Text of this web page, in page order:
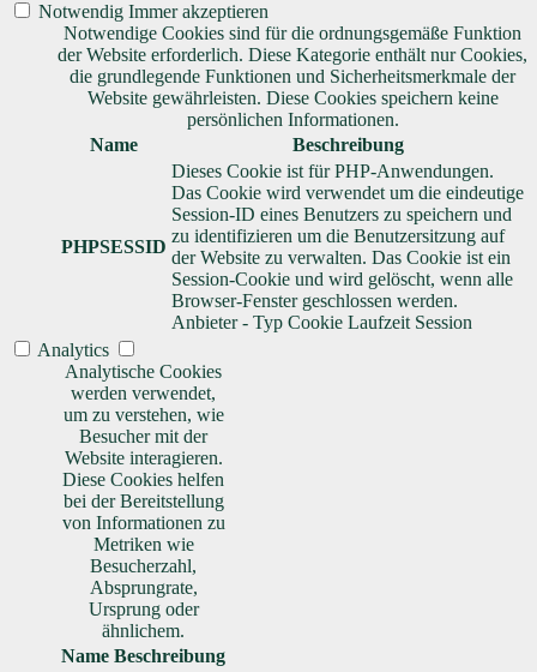
Notwendig Immer akzeptieren
Notwendige Cookies sind für die ordnungsgemäße Funktion
der Website erforderlich. Diese Kategorie enthält nur Cookies,
die grundlegende Funktionen und Sicherheitsmerkmale der
Website gewährleisten. Diese Cookies speichern keine
persönlichen Informationen.
Name
Beschreibung
PHPSESSID
Dieses Cookie ist für PHP-Anwendungen.
Das Cookie wird verwendet um die eindeutige
Session-ID eines Benutzers zu speichern und
zu identifizieren um die Benutzersitzung auf
der Website zu verwalten. Das Cookie ist ein
Session-Cookie und wird gelöscht, wenn alle
Browser-Fenster geschlossen werden.
Anbieter - Typ Cookie Laufzeit Session
Analytics
Analytische Cookies
werden verwendet,
um zu verstehen, wie
Besucher mit der
Website interagieren.
Diese Cookies helfen
bei der Bereitstellung
von Informationen zu
Metriken wie
Besucherzahl,
Absprungrate,
Ursprung oder
ähnlichem.
Name Beschreibung